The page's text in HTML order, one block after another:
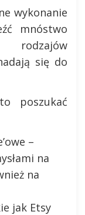
wykonanie
mnóstwo
się do
poszukać
–
na
na
jak Etsy